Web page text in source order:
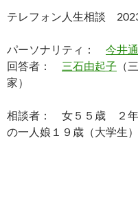
テレフォン人生相談
パーソナリティ： 今井
回答者： 三石由起子 （
家）
相談者： 女５５歳 ２
の一人娘１９歳（大学生）